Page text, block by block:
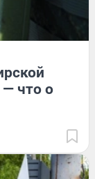
— что о